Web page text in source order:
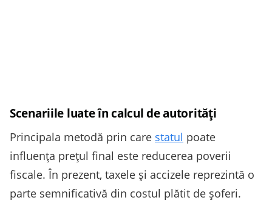
Scenariile luate în calcul de autorități
Principala metodă prin care statul poate
influența prețul final este reducerea poverii
fiscale. În prezent, taxele și accizele reprezintă o
parte semnificativă din costul plătit de șoferi.